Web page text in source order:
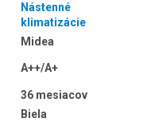
Nástenné
klimatizácie
Midea
A++/A+
36 mesiacov
Biela